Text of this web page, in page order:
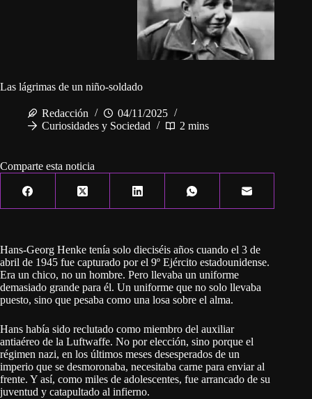
Las lágrimas de un niño-soldado
Redacción
04/11/2025
Curiosidades y Sociedad
2 mins
Comparte esta noticia
Hans-Georg Henke tenía solo dieciséis años cuando el 3 de
abril de 1945 fue capturado por el 9º Ejército estadounidense.
Era un chico, no un hombre. Pero llevaba un uniforme
demasiado grande para él. Un uniforme que no solo llevaba
puesto, sino que pesaba como una losa sobre el alma.
Hans había sido reclutado como miembro del auxiliar
antiaéreo de la Luftwaffe. No por elección, sino porque el
régimen nazi, en los últimos meses desesperados de un
imperio que se desmoronaba, necesitaba carne para enviar al
frente. Y así, como miles de adolescentes, fue arrancado de su
juventud y catapultado al infierno.